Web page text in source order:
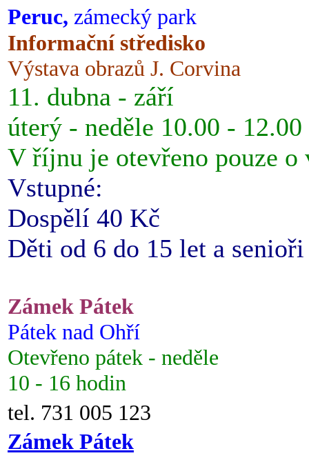
Peruc, zámecký park
Informační středisko
Výstava obrazů J. Corvina
11. dubna - září
úterý - neděle 10.00 -
V říjnu je otevřeno pouze o
Vstupné:
Dospělí 40 Kč
Děti od 6 do 15 let a
Zámek Pátek
Pátek nad Ohří
Otevřeno pátek - neděle
10 - 16 hodin
tel. 731 005 123
Zámek Pátek